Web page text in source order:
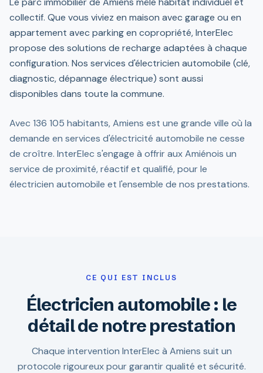
collectif. Que vous viviez en maison avec garage ou en
appartement avec parking en copropriété, InterElec
propose des solutions de recharge adaptées à chaque
configuration. Nos services d'électricien automobile (clé,
diagnostic, dépannage électrique) sont aussi
disponibles dans toute la commune.
Avec 136 105 habitants, Amiens est une grande ville où la
demande en services d'électricité automobile ne cesse
de croître. InterElec s'engage à offrir aux Amiénois un
service de proximité, réactif et qualifié, pour le
électricien automobile et l'ensemble de nos prestations.
CE QUI EST INCLUS
Électricien automobile : le
détail de notre prestation
Chaque intervention InterElec à Amiens suit un
protocole rigoureux pour garantir qualité et sécurité.